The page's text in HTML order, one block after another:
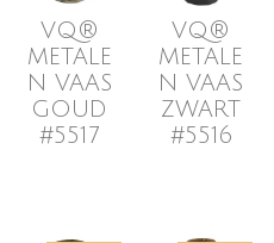
VQ®
METALE
N VAAS
GOUD
#5517
VQ®
METALE
N VAAS
ZWART
#5516